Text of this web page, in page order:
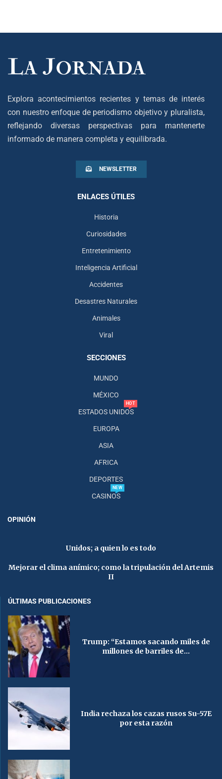
Explora acontecimientos recientes y temas de interés
con nuestro enfoque de periodismo objetivo y pluralista,
reflejando diversas perspectivas para mantenerte
informado de manera completa y equilibrada.
NEWSLETTER
ENLACES ÚTILES
Historia
Curiosidades
Entretenimiento
Inteligencia Artificial
Accidentes
Desastres Naturales
Animales
Viral
SECCIONES
MUNDO
MÉXICO
ESTADOS UNIDOS
HOT
EUROPA
ASIA
AFRICA
DEPORTES
CASINOS
NEW
OPINIÓN
Unidos; a quien lo es todo
Mejorar el clima anímico; como la tripulación del Artemis
II
ÚLTIMAS PUBLICACIONES
Trump: “Estamos sacando miles de
millones de barriles de...
India rechaza los cazas rusos Su-57E
por esta razón